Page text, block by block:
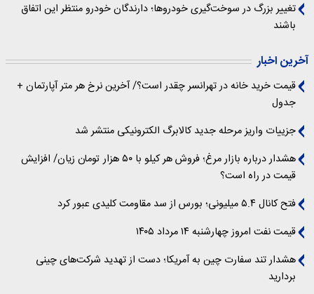
تغییر بزرگ در سوخت‌گیری خودروها؛ دارندگان خودرو منتظر این اتفاق
باشند
آخرین اخبار
قیمت خرید خانه در تهرانسر چقدر است؟/ آخرین نرخ هر متر آپارتمان +
جدول
جزییات واریز مرحله جدید کالابرگ الکترونیکی منتشر شد
هشدار درباره بازار مرغ؛ فروش هر کیلو با ۵۰ هزار تومان زیان/ افزایش
قیمت در راه است؟
فتح کانال ۵.۴ میلیونی؛ بورس از سد مقاومت کلیدی عبور کرد
قیمت نفت امروز چهارشنبه ۱۴ مرداد ۱۴۰۵
هشدار تند سفارت چین به آمریکا؛ دست از تهدید شرکت‌های چینی
بردارید